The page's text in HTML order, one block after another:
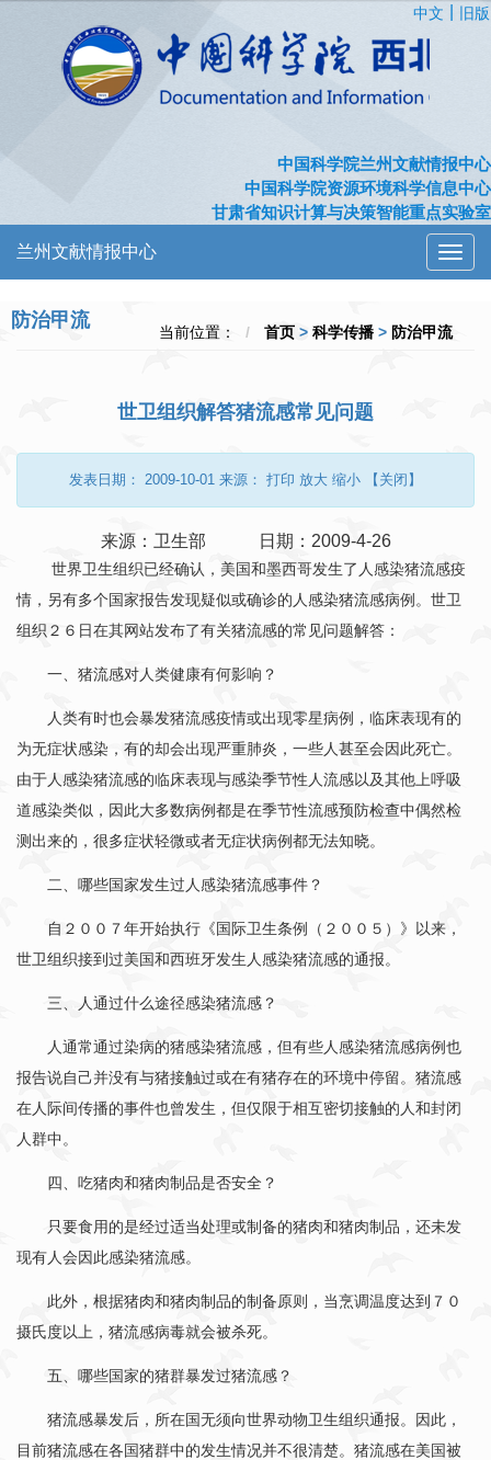
中文 旧版
中国科学院兰州文献情报中心
中国科学院资源环境科学信息中心
甘肃省知识计算与决策智能重点实验室
切
换
航
兰州文献情报中心
防治甲流
当前位置： 首页 > 科学传播 > 防治甲流
世卫组织解答猪流感常见问题
发表日期： 2009-10-01 来源： 打印 放大 缩小 【关闭】
来源：卫生部 日期：2009-4-26
世界卫生组织已经确认，美国和墨西哥发生了人感染猪流感疫
情，另有多个国家报告发现疑似或确诊的人感染猪流感病例。世卫
组织２６日在其网站发布了有关猪流感的常见问题解答：
一、猪流感对人类健康有何影响？
人类有时也会暴发猪流感疫情或出现零星病例，临床表现有的
为无症状感染，有的却会出现严重肺炎，一些人甚至会因此死亡。
由于人感染猪流感的临床表现与感染季节性人流感以及其他上呼吸
道感染类似，因此大多数病例都是在季节性流感预防检查中偶然检
测出来的，很多症状轻微或者无症状病例都无法知晓。
二、哪些国家发生过人感染猪流感事件？
自２００７年开始执行《国际卫生条例（２００５）》以来，
世卫组织接到过美国和西班牙发生人感染猪流感的通报。
三、人通过什么途径感染猪流感？
人通常通过染病的猪感染猪流感，但有些人感染猪流感病例也
报告说自己并没有与猪接触过或在有猪存在的环境中停留。猪流感
在人际间传播的事件也曾发生，但仅限于相互密切接触的人和封闭
人群中。
四、吃猪肉和猪肉制品是否安全？
只要食用的是经过适当处理或制备的猪肉和猪肉制品，还未发
现有人会因此感染猪流感。
此外，根据猪肉和猪肉制品的制备原则，当烹调温度达到７０
摄氏度以上，猪流感病毒就会被杀死。
五、哪些国家的猪群暴发过猪流感？
猪流感暴发后，所在国无须向世界动物卫生组织通报。因此，
目前猪流感在各国猪群中的发生情况并不很清楚。猪流感在美国被